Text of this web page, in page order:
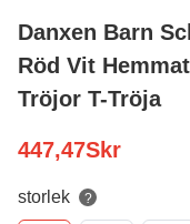
Danxen Barn
Röd Vit
Tröjor T-Tröja
447,47Skr
storlek ?